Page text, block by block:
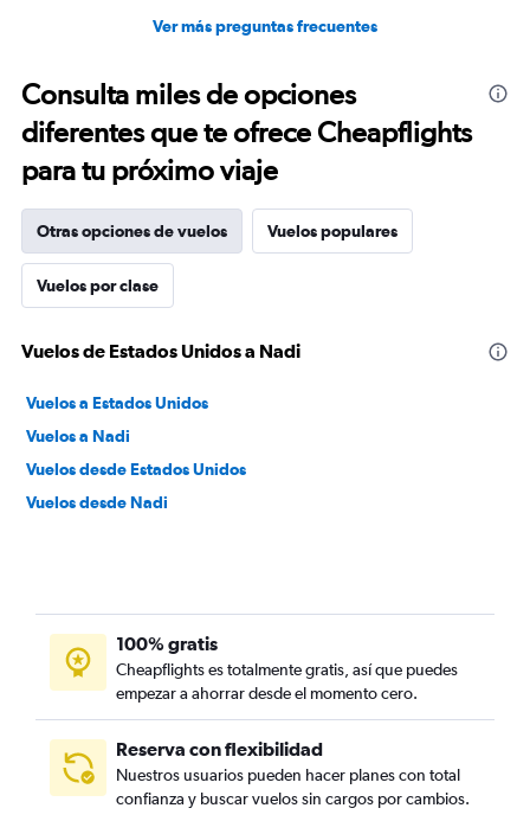
Ver más preguntas frecuentes
Consulta miles de opciones
diferentes que te ofrece Cheapflights
para tu próximo viaje
Otras opciones de vuelos Vuelos populares
Vuelos por clase
Vuelos de Estados Unidos a Nadi
Vuelos a Estados Unidos
Vuelos a Nadi
Vuelos desde Estados Unidos
Vuelos desde Nadi
100% gratis
Cheapflights es totalmente gratis, así que puedes
empezar a ahorrar desde el momento cero.
Reserva con flexibilidad
Nuestros usuarios pueden hacer planes con total
confianza y buscar vuelos sin cargos por cambios.